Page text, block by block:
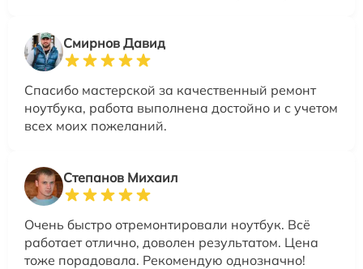
Смирнов Давид
Спасибо мастерской за качественный ремонт
ноутбука, работа выполнена достойно и с учетом
всех моих пожеланий.
Степанов Михаил
Очень быстро отремонтировали ноутбук. Всё
работает отлично, доволен результатом. Цена
тоже порадовала. Рекомендую однозначно!